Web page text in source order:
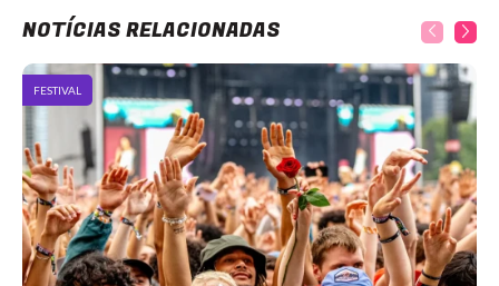
NOTÍCIAS RELACIONADAS
FESTIVAL